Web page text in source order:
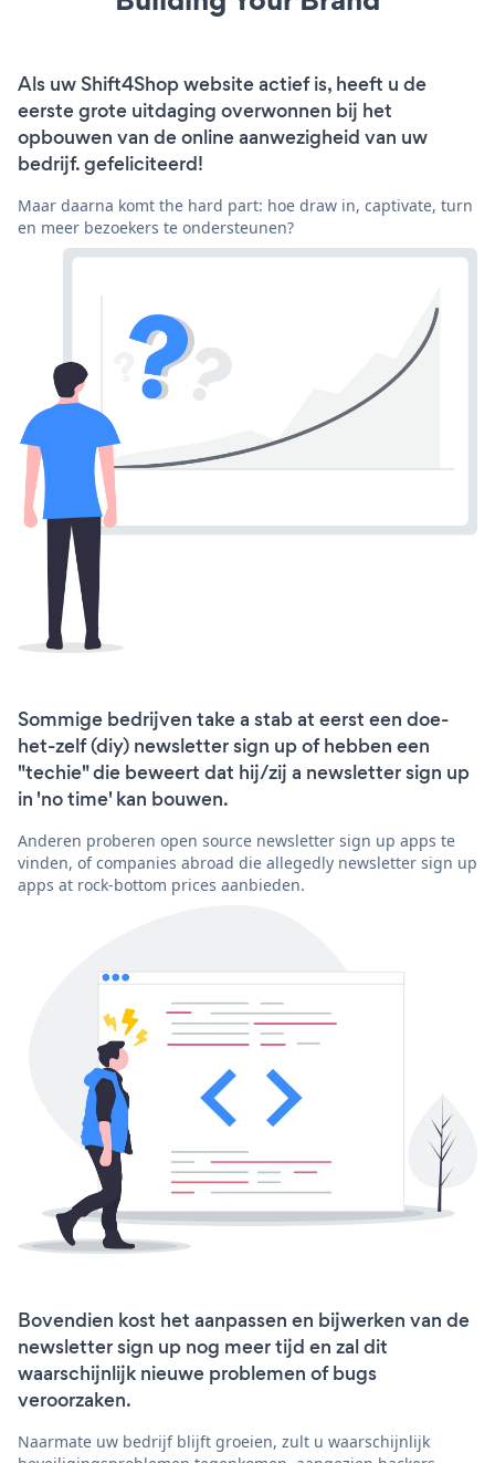
Als uw Shift4Shop website actief is, heeft u de
eerste grote uitdaging overwonnen bij het
opbouwen van de online aanwezigheid van uw
bedrijf. gefeliciteerd!
Maar daarna komt the hard part: hoe draw in, captivate, turn
en meer bezoekers te ondersteunen?
Sommige bedrijven take a stab at eerst een doe-
het-zelf (diy) newsletter sign up of hebben een
"techie" die beweert dat hij/zij a newsletter sign up
in 'no time' kan bouwen.
Anderen proberen open source newsletter sign up apps te
vinden, of companies abroad die allegedly newsletter sign up
apps at rock-bottom prices aanbieden.
Bovendien kost het aanpassen en bijwerken van de
newsletter sign up nog meer tijd en zal dit
waarschijnlijk nieuwe problemen of bugs
veroorzaken.
Naarmate uw bedrijf blijft groeien, zult u waarschijnlijk